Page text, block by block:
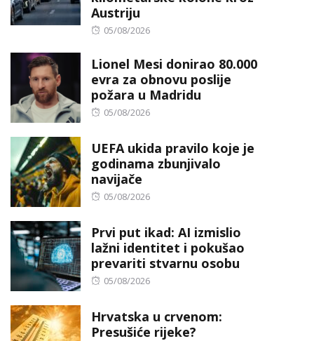
Austriju
Posted
05/08/2026
Lionel Mesi donirao 80.000
evra za obnovu poslije
požara u Madridu
Posted
05/08/2026
UEFA ukida pravilo koje je
godinama zbunjivalo
navijače
Posted
05/08/2026
Prvi put ikad: AI izmislio
lažni identitet i pokušao
prevariti stvarnu osobu
Posted
05/08/2026
Hrvatska u crvenom:
Presušiće rijeke?